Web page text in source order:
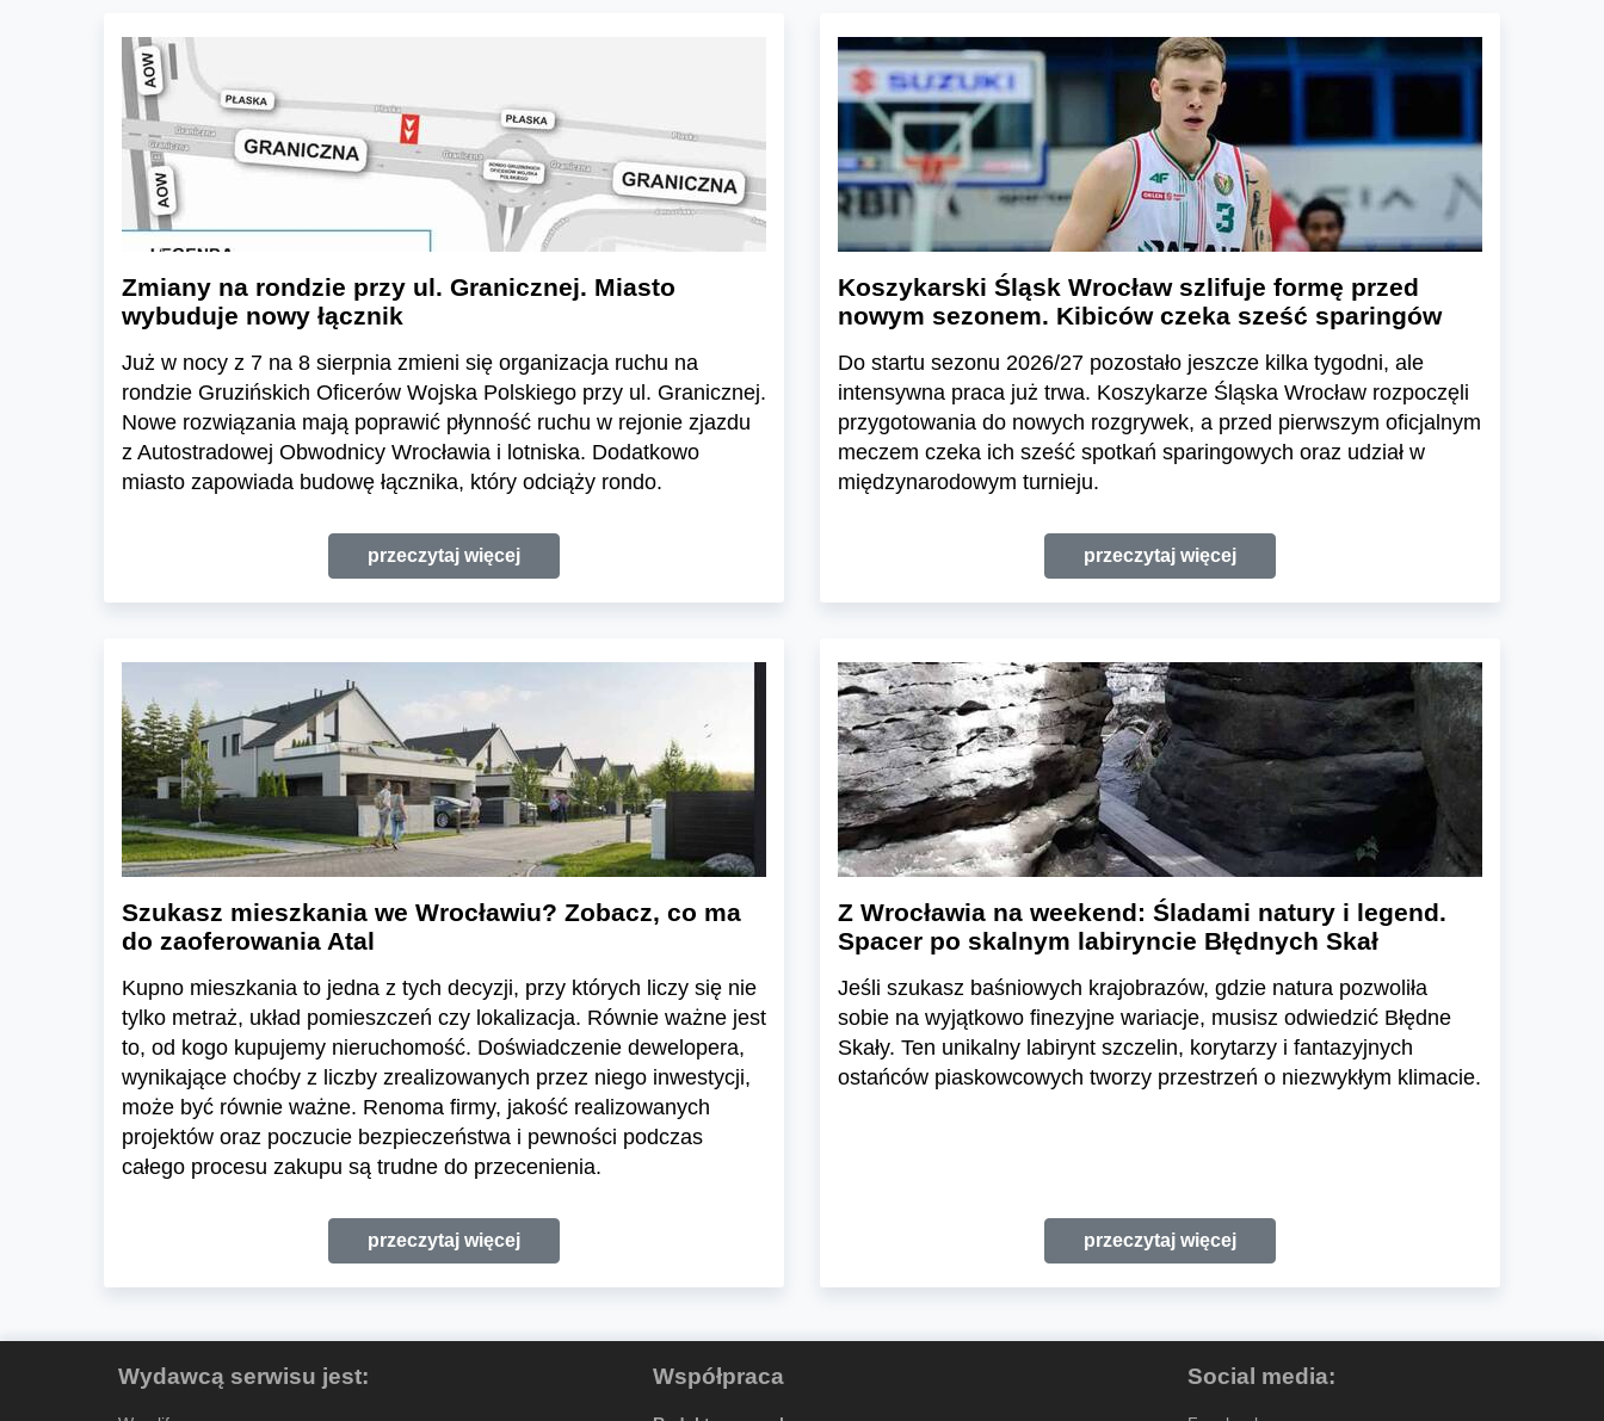
Zmiany na rondzie przy ul. Granicznej. Miasto
wybuduje nowy łącznik
Już w nocy z 7 na 8 sierpnia zmieni się organizacja ruchu na
rondzie Gruzińskich Oficerów Wojska Polskiego przy ul. Granicznej.
Nowe rozwiązania mają poprawić płynność ruchu w rejonie zjazdu
z Autostradowej Obwodnicy Wrocławia i lotniska. Dodatkowo
miasto zapowiada budowę łącznika, który odciąży rondo.
przeczytaj więcej
Koszykarski Śląsk Wrocław szlifuje formę przed
nowym sezonem. Kibiców czeka sześć sparingów
Do startu sezonu 2026/27 pozostało jeszcze kilka tygodni, ale
intensywna praca już trwa. Koszykarze Śląska Wrocław rozpoczęli
przygotowania do nowych rozgrywek, a przed pierwszym oficjalnym
meczem czeka ich sześć spotkań sparingowych oraz udział w
międzynarodowym turnieju.
przeczytaj więcej
Szukasz mieszkania we Wrocławiu? Zobacz, co ma
do zaoferowania Atal
Kupno mieszkania to jedna z tych decyzji, przy których liczy się nie
tylko metraż, układ pomieszczeń czy lokalizacja. Równie ważne jest
to, od kogo kupujemy nieruchomość. Doświadczenie dewelopera,
wynikające choćby z liczby zrealizowanych przez niego inwestycji,
może być równie ważne. Renoma firmy, jakość realizowanych
projektów oraz poczucie bezpieczeństwa i pewności podczas
całego procesu zakupu są trudne do przecenienia.
przeczytaj więcej
Z Wrocławia na weekend: Śladami natury i legend.
Spacer po skalnym labiryncie Błędnych Skał
Jeśli szukasz baśniowych krajobrazów, gdzie natura pozwoliła
sobie na wyjątkowo finezyjne wariacje, musisz odwiedzić Błędne
Skały. Ten unikalny labirynt szczelin, korytarzy i fantazyjnych
ostańców piaskowcowych tworzy przestrzeń o niezwykłym klimacie.
przeczytaj więcej
Wydawcą serwisu jest: Współpraca Social media: